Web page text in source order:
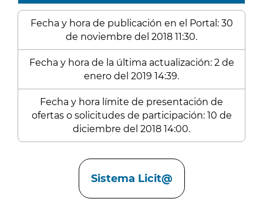
Fecha y hora de publicación en el Portal: 30
de noviembre del 2018 11:30.
Fecha y hora de la última actualización: 2 de
enero del 2019 14:39.
Fecha y hora límite de presentación de
ofertas o solicitudes de participación: 10 de
diciembre del 2018 14:00.
Sistema Licit@